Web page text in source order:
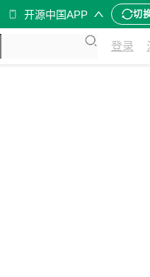
开源中国APP 切
登录